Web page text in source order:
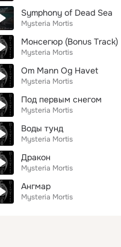
Symphony of Dead Sea
Mysteria Mortis
Монсегюр (Bonus Track)
Mysteria Mortis
Om Mann Og Havet
Mysteria Mortis
Под первым снегом
Mysteria Mortis
Воды тунд
Mysteria Mortis
Дракон
Mysteria Mortis
Ангмар
Mysteria Mortis